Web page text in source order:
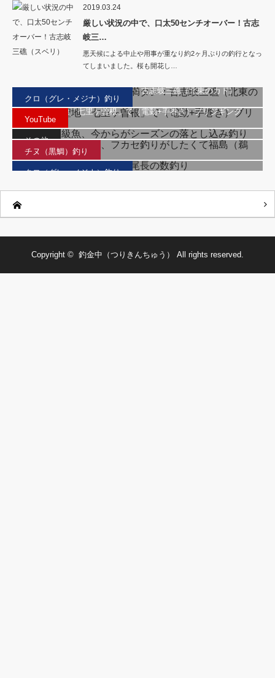
2019.03.24
厳しい状況の中で、口太50センチオーバー！古志
岐三…
悪天候による中止や用事が重なり約2ヶ月ぶりの釣行となっ
てしまいました。桜も開花し…
クロ（グレ・メジナ）釣り
年末釣り納めでクーラー満タン：古志岐三礁（北東のカド）
YouTube
玄関灘の聖地「七里ヶ曽根」で（電動+手巻き）ブリジギング
その他
狙いは高級魚、今からがシーズンの落とし込み釣り
チヌ（黒鯛）釣り
まだまだ磯は暑い、フカセ釣りがしたくて福島（鵜瀬）でチヌ狙
クロ（グレ・メジナ）釣り
梅雨グロ終盤戦、激アツ尾長の数釣り
Copyright © 釣金中（つりきんちゅう） All rights reserved.